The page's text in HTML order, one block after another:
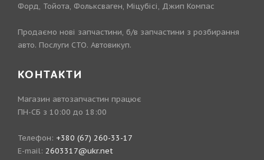
Форд, Тойота, Фольксваген, Міцубісі, Джип Компас
Продаємо нові запчастини, б/в запчастини з розбирання
авто. Послуги СТО. Автовикуп.
КОНТАКТИ
Магазин автозапчастин працює
ПН-СБ з 10:00 до 18:00
Телефон: +380 (67) 260-33-17
E-mail: 2603317@ukr.net